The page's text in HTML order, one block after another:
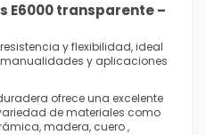
E6000transparente–
y flexibilidad, ideal
y aplicaciones
ofrece una excelente
de materiales como
madera, cuero ,